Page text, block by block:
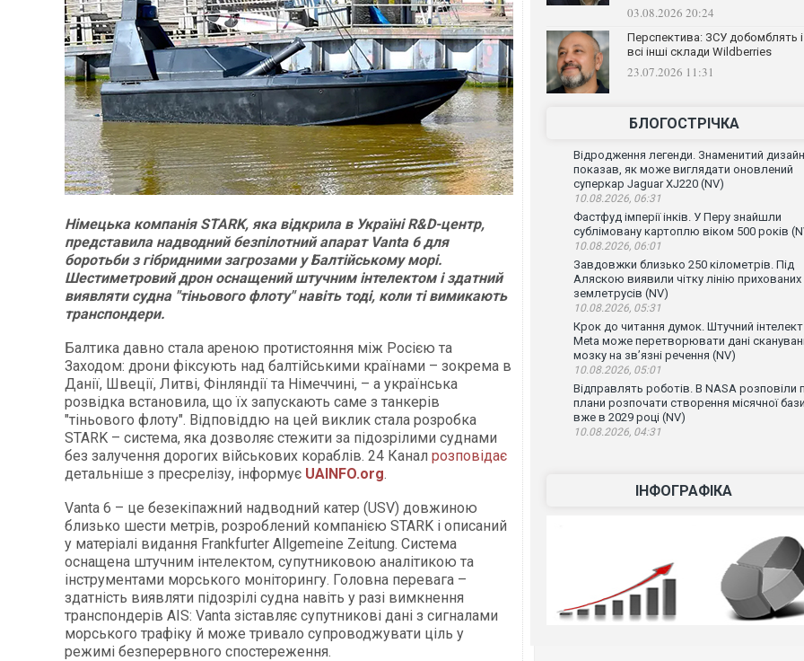
Німецька компанія STARK, яка відкрила в Україні R&D-центр,
представила надводний безпілотний апарат Vanta 6 для
боротьби з гібридними загрозами у Балтійському морі.
Шестиметровий дрон оснащений штучним інтелектом і здатний
виявляти судна "тіньового флоту" навіть тоді, коли ті вимикають
транспондери.
Балтика давно стала ареною протистояння між Росією та
Заходом: дрони фіксують над балтійськими країнами – зокрема в
Данії, Швеції, Литві, Фінляндії та Німеччині, – а українська
розвідка встановила, що їх запускають саме з танкерів
"тіньового флоту". Відповіддю на цей виклик стала розробка
STARK – система, яка дозволяє стежити за підозрілими суднами
без залучення дорогих військових кораблів. 24 Канал розповідає
детальніше з пресрелізу, інформує UAINFO.org.
Vanta 6 – це безекіпажний надводний катер (USV) довжиною
близько шести метрів, розроблений компанією STARK і описаний
у матеріалі видання Frankfurter Allgemeine Zeitung. Система
оснащена штучним інтелектом, супутниковою аналітикою та
інструментами морського моніторингу. Головна перевага –
здатність виявляти підозрілі судна навіть у разі вимкнення
транспондерів AIS: Vanta зіставляє супутникові дані з сигналами
морського трафіку й може тривало супроводжувати ціль у
режимі безперервного спостереження.
03.08.2026 20:24
Перспектива: ЗСУ добомблять і
всі інші склади Wildberries
23.07.2026 11:31
БЛОГОСТРІЧКА
Відродження легенди. Знаменитий
показав, як може виглядати оновлений
суперкар Jaguar XJ220 (NV)
10.08.2026, 06:31
Фастфуд імперії інків. У Перу знайшли
сублімовану картоплю віком 500 років
10.08.2026, 06:01
Завдовжки близько 250 кілометрів. Під
Аляскою виявили чітку лінію прихованих
землетрусів (NV)
10.08.2026, 05:31
Крок до читання думок. Штучний інтелект
Meta може перетворювати дані
мозку на зв’язні речення (NV)
10.08.2026, 05:01
Відправлять роботів. В NASA розповіли
плани розпочати створення місячної бази
вже в 2029 році (NV)
10.08.2026, 04:31
ІНФОГРАФІКА